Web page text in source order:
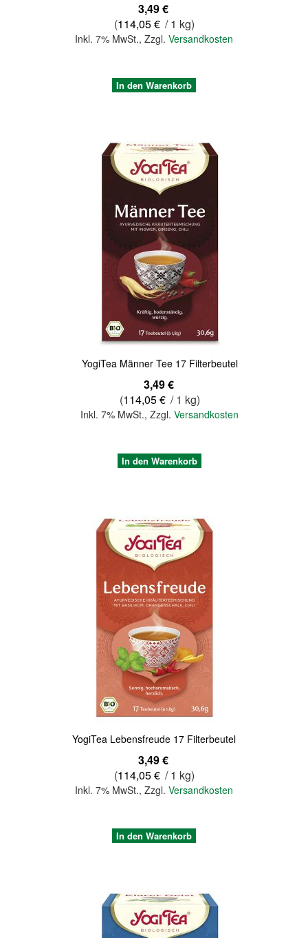
3,49 €
(114,05 € / 1 kg)
Inkl. 7% MwSt., Zzgl. Versandkosten
In den Warenkorb
YogiTea Männer Tee 17 Filterbeutel
3,49 €
(114,05 € / 1 kg)
Inkl. 7% MwSt.,Zzgl.Versandkosten
In den Warenkorb
YogiTea Lebensfreude 17 Filterbeutel
3,49 €
(114,05 € / 1 kg)
Inkl. 7% MwSt., Zzgl. Versandkosten
In den Warenkorb